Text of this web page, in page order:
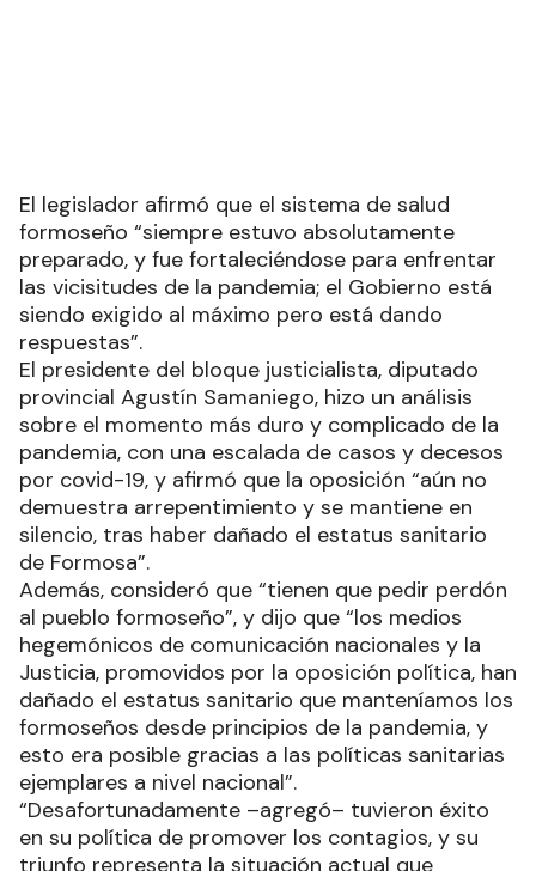
El legislador afirmó que el sistema de salud
formoseño “siempre estuvo absolutamente
preparado, y fue fortaleciéndose para enfrentar
las vicisitudes de la pandemia; el Gobierno está
siendo exigido al máximo pero está dando
respuestas”.
El presidente del bloque justicialista, diputado
provincial Agustín Samaniego, hizo un análisis
sobre el momento más duro y complicado de la
pandemia, con una escalada de casos y decesos
por covid-19, y afirmó que la oposición “aún no
demuestra arrepentimiento y se mantiene en
silencio, tras haber dañado el estatus sanitario
de Formosa”.
Además, consideró que “tienen que pedir perdón
al pueblo formoseño”, y dijo que “los medios
hegemónicos de comunicación nacionales y la
Justicia, promovidos por la oposición política, han
dañado el estatus sanitario que manteníamos los
formoseños desde principios de la pandemia, y
esto era posible gracias a las políticas sanitarias
ejemplares a nivel nacional”.
“Desafortunadamente –agregó– tuvieron éxito
en su política de promover los contagios, y su
triunfo representa la situación actual que